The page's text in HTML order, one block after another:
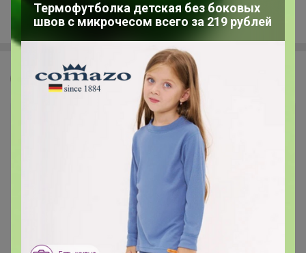
Sisley
Леныра
Термофутболка детская без боковых
швов с микрочесом всего за 219 рублей